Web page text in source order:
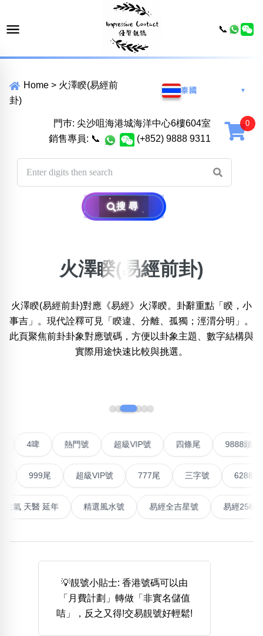
Home > 火澤睽(易經前
卦)
泰國 ▼
門巿: 尖沙咀海港城海洋中心6樓604室
銷售專員: 📞 (+852) 9888 9311
搜尋
位置:
一 二 三 四 六 七 八 九 十
無0無1 無3無4無5 無8無9
清除全部分類
搜尋
888尾
999尾 777尾 9字頭 6字頭
無4字
全大數字
5萬以上 生天延 全吉星(全號)
清除全部分類
火澤睽(易經前卦)
火澤睽(易經前卦)對應《易經》火澤睽。卦辭重點「睽，小
事吉」。現代詮釋可見「睽違、分離、孤獨；涇渭分明」。
此頁聚焦前卦卦象對應號碼，方便以卦象主題、數字結構與
實際用途快速比較與挑選。
熱門號 超級VIP號 四條尾
超級VIP號 777尾 三字號 6288頭
最高能量生氣 天醫 延年 精選風水號 易經全吉星號
💡靚號小貼士: 香港號碼可以由
「月費計劃」轉做「非實名儲值
咭」，反之又得!交易靚號好輕鬆!
📞